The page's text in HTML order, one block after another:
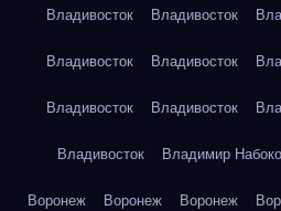
Владивосток Владивосток
Владивосток Владивосток
Владивосток Владивосток
Владивосток Владимир
Воронеж Воронеж Воронеж